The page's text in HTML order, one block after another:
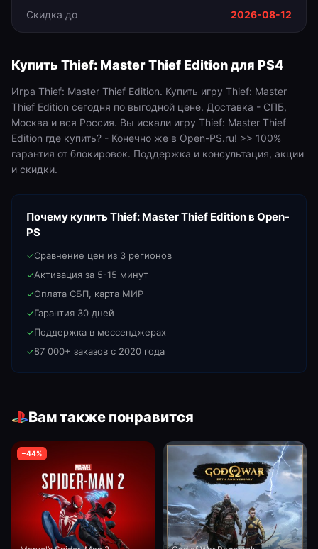
Скидка до 2026-08-12
Купить Thief: Master Thief Editionдля PS4
Игра Thief: Master Thief Edition. Купить игру Thief: Master
Thief Edition сегодня по выгодной цене. Доставка - СПБ,
Москва и вся Россия. Вы искали игру Thief: Master Thief
Edition где купить? - Конечно же в Open-PS.ru! >> 100%
гарантия от блокировок. Поддержка и консультация, акции
и скидки.
Почему купитьThief: Master Thief Editionв Open-
PS
✓Сравнение цен из 3 регионов
✓Активация за 5-15 минут
✓Оплата СБП, карта МИР
✓Гарантия 30 дней
✓Поддержка в мессенджерах
✓87 000+ заказов с 2020 года
Вам также понравится
−44%